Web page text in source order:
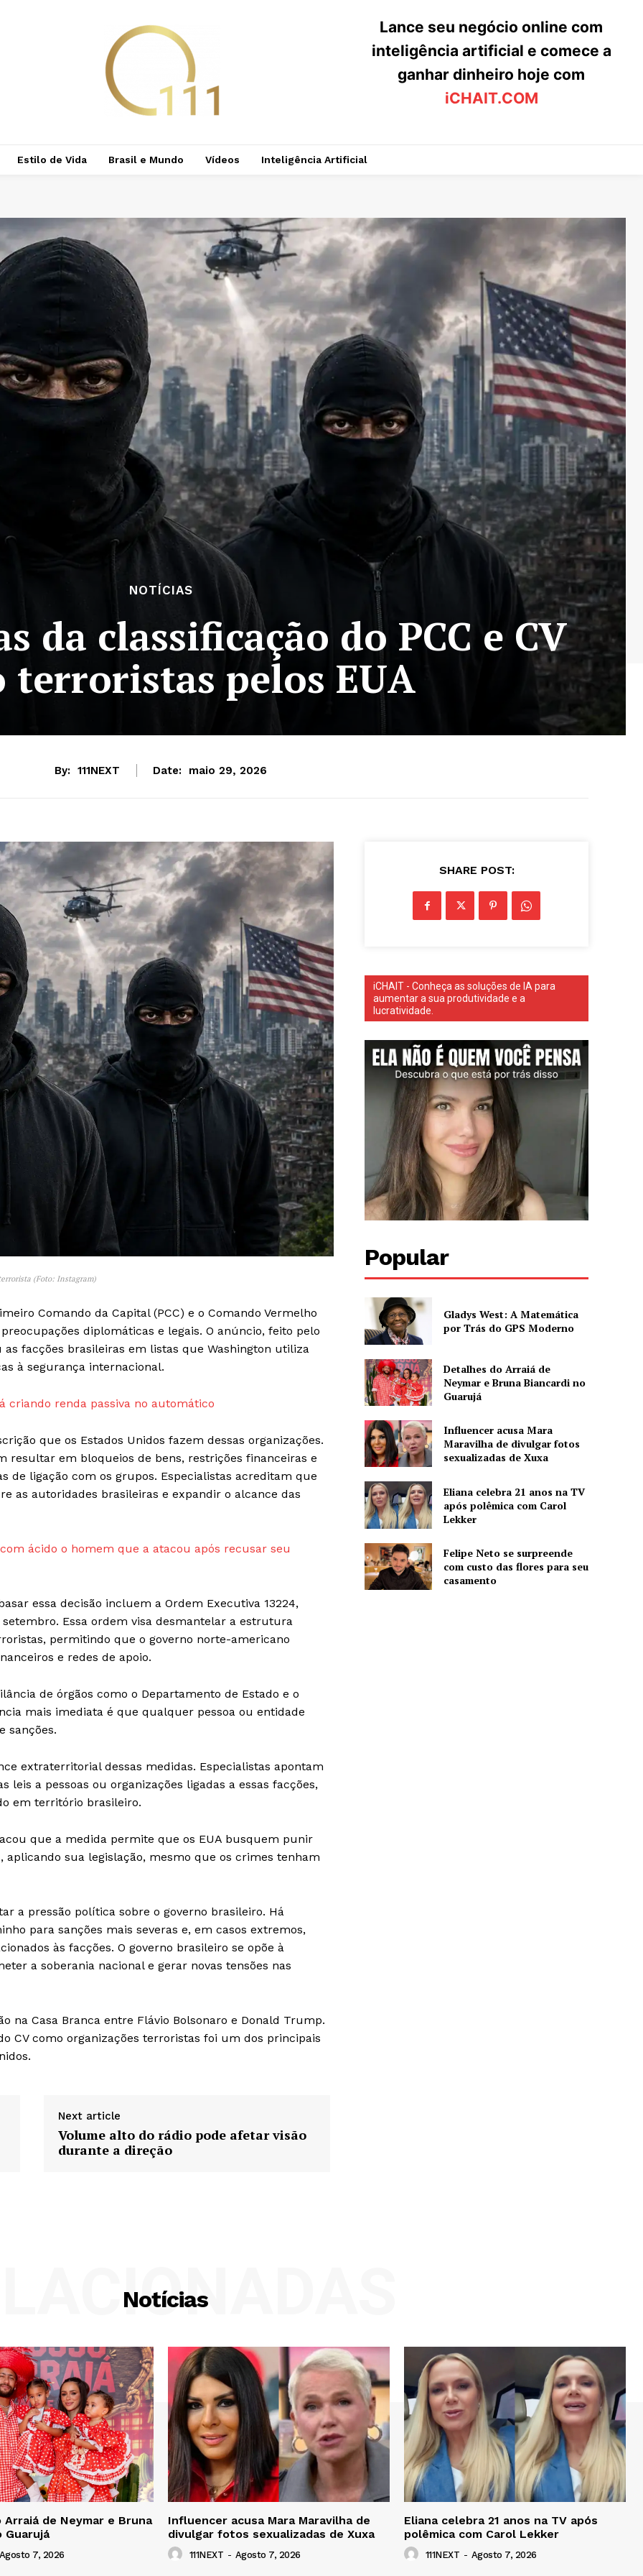
PRO
Company
Anuncie
Contato
Lance seu negócio online com
inteligência artificial e comece a
ganhar dinheiro hoje com
iCHAIT.COM
Estilo de Vida Brasil e Mundo Vídeos Inteligência Artificial
NOTÍCIAS
da classificação do PCC e CV
terroristas pelos EUA
By: 111NEXT Date: maio 29, 2026
(Foto: Instagram)
Comando da Capital (PCC) e o Comando Vermelho
diplomáticas e legais. O anúncio, feito pelo
facções brasileiras em listas que Washington utiliza
à segurança internacional.
criando renda passiva no automático
que os Estados Unidos fazem dessas organizações.
resultar em bloqueios de bens, restrições financeiras e
de ligação com os grupos. Especialistas acreditam que
as autoridades brasileiras e expandir o alcance das
ácido o homem que a atacou após recusar seu
essa decisão incluem a Ordem Executiva 13224,
Essa ordem visa desmantelar a estrutura
permitindo que o governo norte-americano
e redes de apoio.
de órgãos como o Departamento de Estado e o
mais imediata é que qualquer pessoa ou entidade
sanções.
extraterritorial dessas medidas. Especialistas apontam
a pessoas ou organizações ligadas a essas facções,
em território brasileiro.
que a medida permite que os EUA busquem punir
aplicando sua legislação, mesmo que os crimes tenham
a pressão política sobre o governo brasileiro. Há
para sanções mais severas e, em casos extremos,
às facções. O governo brasileiro se opõe à
a soberania nacional e gerar novas tensões nas
na Casa Branca entre Flávio Bolsonaro e Donald Trump.
CV como organizações terroristas foi um dos principais
Next article
Volume alto do rádio pode afetar visão
durante a direção
SHARE POST:
iCHAIT - Conheça as soluções de IA para
aumentar a sua produtividade e a
lucratividade.
Popular
Gladys West: A Matemática
por Trás do GPS Moderno
Detalhes do Arraiá de
Neymar e Bruna Biancardi no
Guarujá
Influencer acusa Mara
Maravilha de divulgar fotos
sexualizadas de Xuxa
Eliana celebra 21 anos na TV
após polêmica com Carol
Lekker
Felipe Neto se surpreende
com custo das flores para seu
casamento
Notícias
de Neymar e Bruna
Guarujá
7, 2026
Influencer acusa Mara Maravilha de
divulgar fotos sexualizadas de Xuxa
111NEXT - Agosto 7, 2026
Eliana celebra 21 anos na TV após
polêmica com Carol Lekker
111NEXT - Agosto 7, 2026